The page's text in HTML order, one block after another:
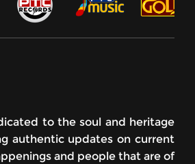
to the soul and heritage
authentic updates on current
and people that are of